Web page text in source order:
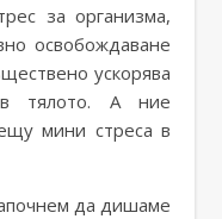
за организма,
освобождаване
ускорява
тялото. А ние
мини стреса в
да дишаме